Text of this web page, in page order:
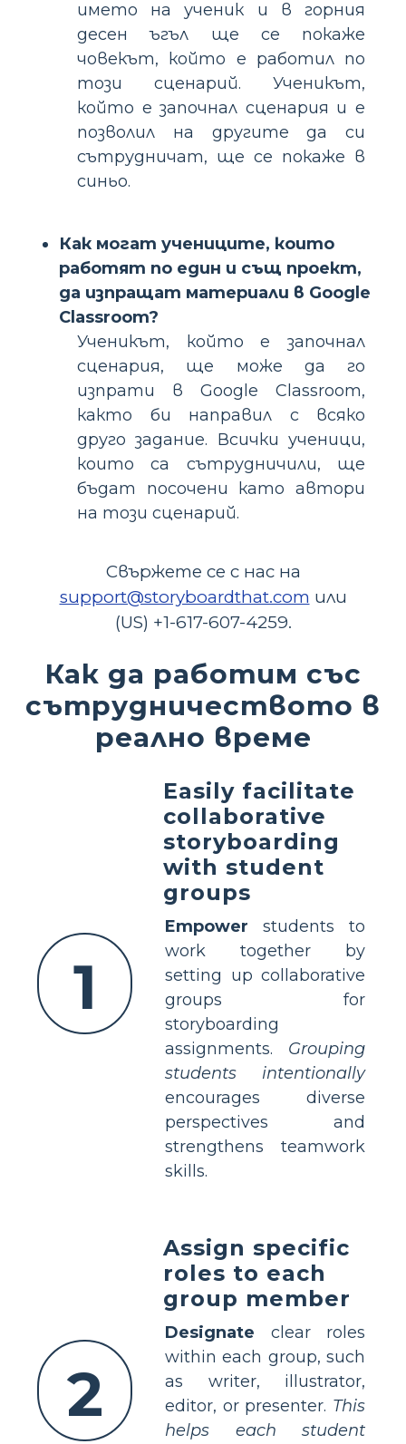
името на ученик и в горния
десен ъгъл ще се покаже
човекът, който е работил по
този сценарий. Ученикът,
който е започнал сценария и е
позволил на другите да си
сътрудничат, ще се покаже в
синьо.
Как могат учениците, които
работят по един и същ проект,
да изпращат материали в Google
Classroom?
Ученикът, който е започнал
сценария, ще може да го
изпрати в Google Classroom,
както би направил с всяко
друго задание. Всички ученици,
които са сътрудничили, ще
бъдат посочени като автори
на този сценарий.
Свържете се с нас на
support@storyboardthat.com или
(US) +1-617-607-4259.
Как да работим със
сътрудничеството в
реално време
1
Easily facilitate
collaborative
storyboarding
with student
groups
Empower students to
work together by
setting up collaborative
groups for
storyboarding
assignments. Grouping
students intentionally
encourages diverse
perspectives and
strengthens teamwork
skills.
2
Assign specific
roles to each
group member
Designate clear roles
within each group, such
as writer, illustrator,
editor, or presenter. This
helps each student